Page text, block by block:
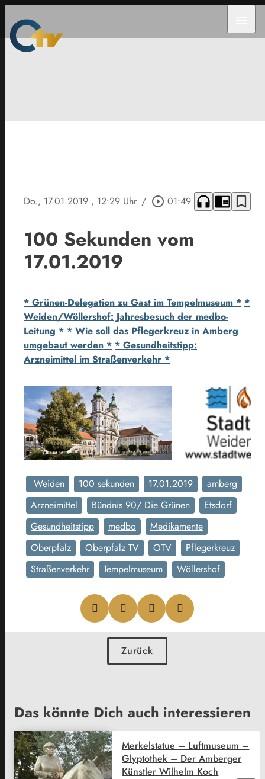
Do., 17.01.2019 , 12:29 Uhr / play_circle_outline 01:49 headphones chrome_reader_mode bookmark_border
100 Sekunden vom
17.01.2019
* Grünen-Delegation zu Gast im Tempelmuseum * *
Weiden/Wöllershof: Jahresbesuch der medbo-
Leitung * * Wie soll das Pflegerkreuz in Amberg
umgebaut werden * * Gesundheitstipp:
Arzneimittel im Straßenverkehr *
Weiden 100 sekunden 17.01.2019
amberg
Arzneimittel
Bündnis 90/ Die Grünen
Etsdorf
Gesundheitstipp
medbo
Medikamente
Oberpfalz
Oberpfalz TV OTV
Pflegerkreuz
Straßenverkehr
Tempelmuseum Wöllershof
Zurück
Das könnte Dich auch interessieren
Merkelstatue – Luftmuseum –
Glyptothek – Der Amberger
Künstler Wilhelm Koch